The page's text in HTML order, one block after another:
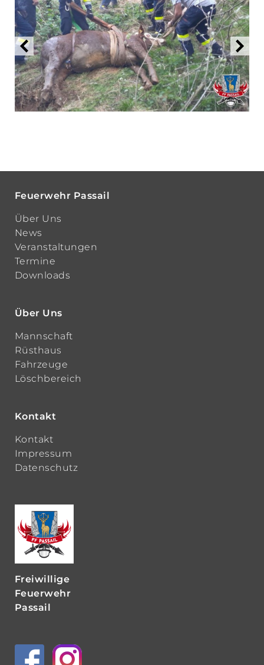
Feuerwehr Passail
Über Uns
News
Veranstaltungen
Termine
Downloads
Über Uns
Mannschaft
Rüsthaus
Fahrzeuge
Löschbereich
Kontakt
Kontakt
Impressum
Datenschutz
Freiwillige
Feuerwehr
Passail